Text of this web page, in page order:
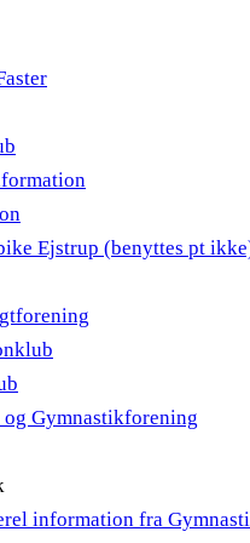
Ejstrup (benyttes pt
Gymnastikforening
information fra